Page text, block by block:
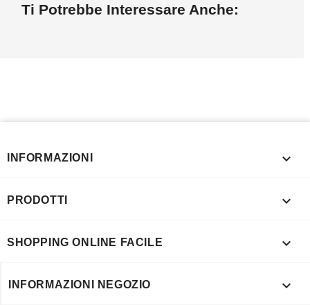
Ti Potrebbe Interessare Anche:
INFORMAZIONI 
PRODOTTI 
SHOPPING ONLINE FACILE 
INFORMAZIONI NEGOZIO 